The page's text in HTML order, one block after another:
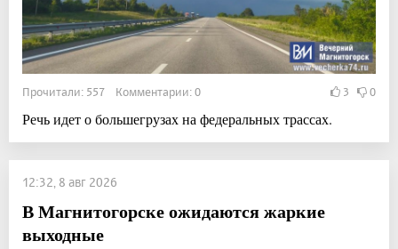
Прочитали: 557 Комментарии: 0 3 0
Речь идет о большегрузах на федеральных трассах.
12:32, 8 авг 2026
В Магнитогорске ожидаются жаркие
выходные